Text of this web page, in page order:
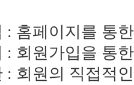
: 홈페이지를 통
: 회원가입을 통
: 회원의 직접적